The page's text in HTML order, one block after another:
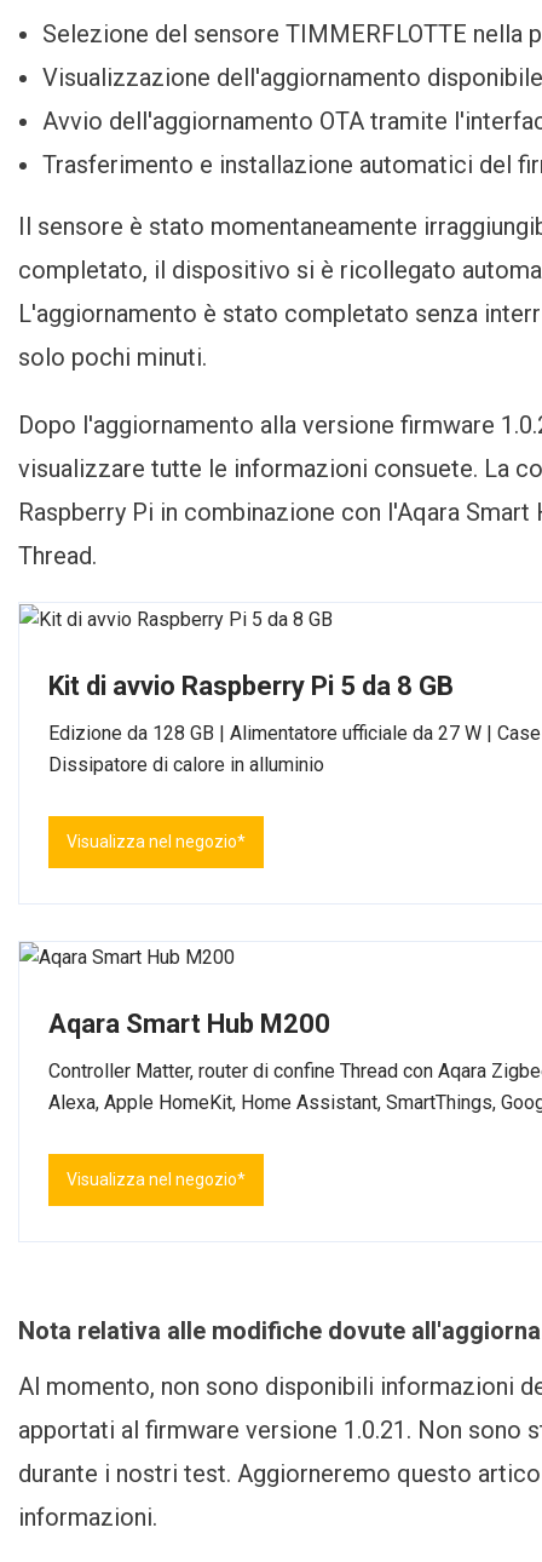
Selezione del sensore TIMMERFLOTTE nella
Visualizzazione dell'aggiornamento
Avvio dell'aggiornamento OTA tramite
Trasferimento e installazione automatici del
Il sensore è stato momentaneamente
completato, il dispositivo si è ricollegato
L'aggiornamento è stato completato senza
solo pochi minuti.
Dopo l'aggiornamento alla versione firmware
visualizzare tutte le informazioni consuete. La
Raspberry Pi in combinazione con l'Aqara
Thread.
Kit di avvio Raspberry Pi 5 da 8 GB
Edizione da 128 GB | Alimentatore ufficiale da 27 W |
Dissipatore di calore in alluminio
Visualizza nel negozio*
Aqara Smart Hub M200
Controller Matter, router di confine Thread con Aqara
Alexa, Apple HomeKit, Home Assistant, SmartThings,
Visualizza nel negozio*
Nota relativa alle modifiche dovute
Al momento, non sono disponibili informazioni
apportati al firmware versione 1.0.21. Non
durante i nostri test. Aggiorneremo questo
informazioni.